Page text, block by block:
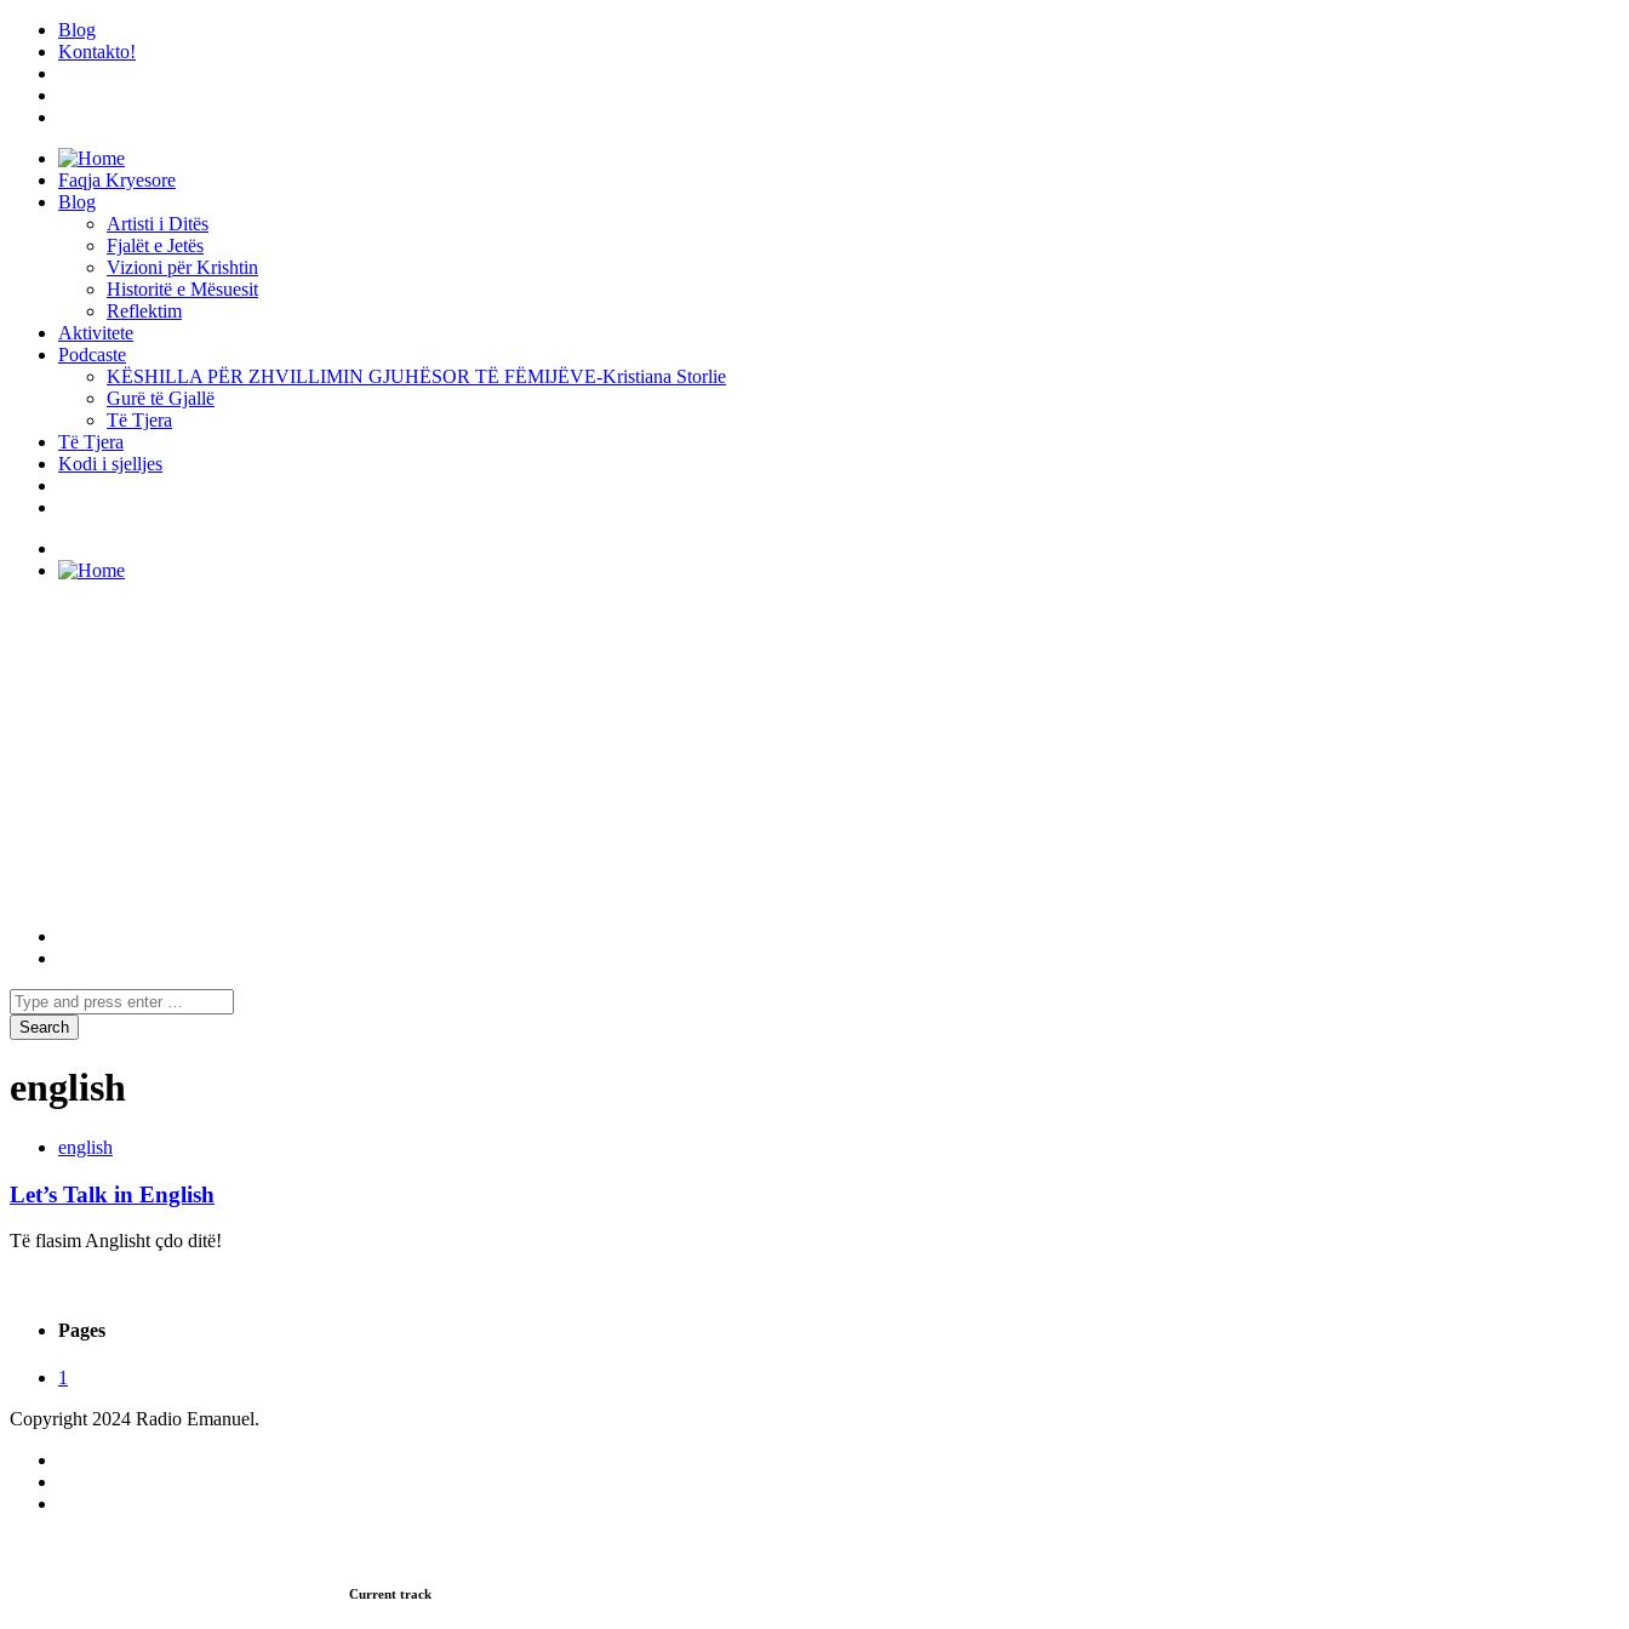
Blog
Kontakto!
Faqja Kryesore
Blog
Artisti i Ditës
Fjalët e Jetës
Vizioni për Krishtin
Historitë e Mësuesit
Reflektim
Aktivitete
Podcaste
KËSHILLA PËR ZHVILLIMIN GJUHËSOR TË FËMIJËVE-Kristiana Storlie
Gurë të Gjallë
Të Tjera
Të Tjera
Kodi i sjelljes
english
english
Let’s Talk in English
Të flasim Anglisht çdo ditë!
Pages
1
Copyright 2024 Radio Emanuel.
Current track